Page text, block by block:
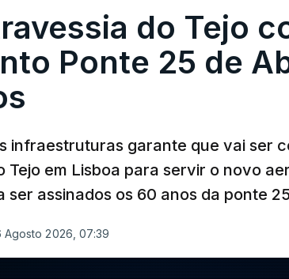
do Tejo
Ponte 25 de
infraestruturas garante que vai ser
Tejo em Lisboa para servir o novo
ser assinados os 60 anos da ponte
Agosto 2026, 07:39